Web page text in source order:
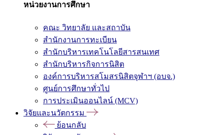
หน่วยงานการศึกษา
คณะ วิทยาลัย และสถาบัน
สำนักงานการทะเบียน
สำนักบริหารเทคโนโลยีสารสนเทศ
สำนักบริหารกิจการนิสิต
องค์การบริหารสโมสรนิสิตจุฬาฯ (อบจ.)
ศูนย์การศึกษาทั่วไป
การประเมินออนไลน์ (MCV)
วิจัยและนวัตกรรม
ย้อนกลับ